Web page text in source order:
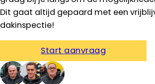
Dit gaat altijd gepaard met een
dakinspectie!
Start aanvraag